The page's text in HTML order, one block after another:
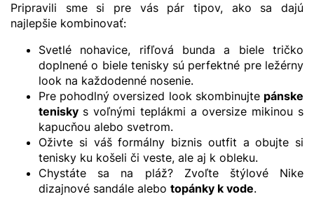
Pripravili sme si pre vás pár tipov, ako sa dajú
najlepšie kombinovať:
Svetlé nohavice, rifľová bunda a biele tričko
doplnené o biele tenisky sú perfektné pre ležérny
look na každodenné nosenie.
Pre pohodlný oversized look skombinujte pánske
tenisky s voľnými teplákmi a oversize mikinou s
kapucňou alebo svetrom.
Oživte si váš formálny biznis outfit a obujte si
tenisky ku košeli či veste, ale aj k obleku.
Chystáte sa na pláž? Zvoľte štýlové Nike
dizajnové sandále alebo topánky k vode.